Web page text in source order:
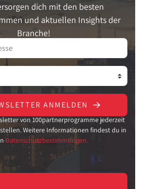
dich mit den besten
und aktuellen Insights der
Branche!
ANMELDEN
von 100partnerprogramme jederzeit
Weitere Informationen findest du in
Datenschutzbestimmungen.